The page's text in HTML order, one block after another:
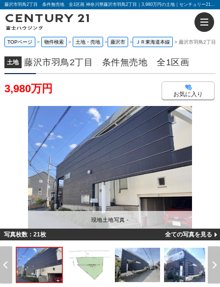
藤沢市羽鳥2丁目 条件無売地 全1区画 神奈川県藤沢市羽鳥2丁目｜3,980万円の土地｜センチュリー21富士ハウジング
TOPページ 物件検索 土地・売地 藤沢市 ＪＲ東海道本線 藤沢市羽鳥2丁
土地 藤沢市羽鳥2丁目 条件無売地 全1区画
3,980万円 お気に入り
現地土地写真 -
写真枚数：21枚 全ての写真を見る